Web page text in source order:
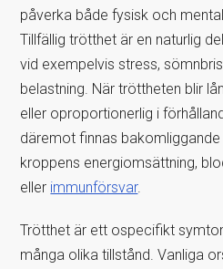
påverka både fysisk och
Tillfällig trötthet är en naturlig
vid exempelvis stress,
belastning. När tröttheten blir
eller oproportionerlig i
däremot finnas
kroppens energiomsättning,
eller immunförsvar.
Trötthet är ett ospecifikt
många olika tillstånd. Vanliga